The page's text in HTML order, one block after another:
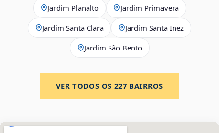
Jardim Planalto Jardim Primavera
Jardim Santa Clara Jardim Santa Inez
Jardim São Bento
VER TODOS OS 227 BAIRROS